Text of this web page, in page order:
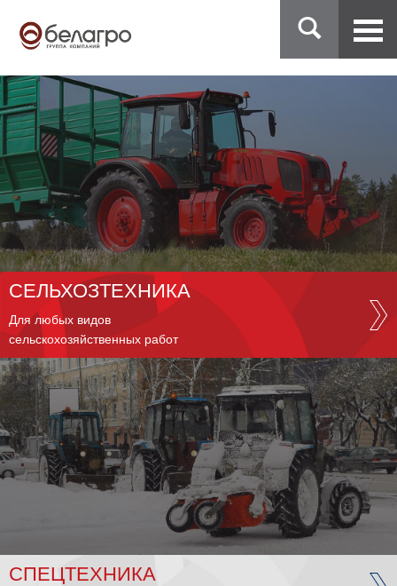
СЕЛЬХОЗТЕХНИКА
Для любых видов
сельскохозяйственных работ
СПЕЦТЕХНИКА